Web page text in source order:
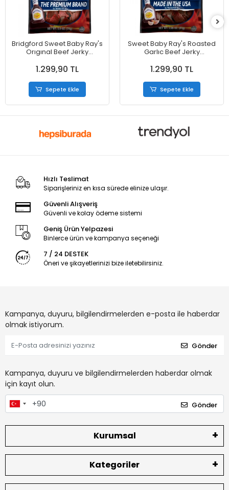
Bridgford Sweet Baby Ray's
Orıgınal Beef Jerky
1.299,90 TL
Sepete Ekle
Sweet Baby Ray's Roasted
Garlıc Beef Jerky
1.299,90 TL
Sepete Ekle
Hızlı Teslimat
Siparişleriniz en kısa sürede elinize ulaşır.
Güvenli Alışveriş
Güvenli ve kolay ödeme sistemi
Geniş Ürün Yelpazesi
Binlerce ürün ve kampanya seçeneği
7 / 24 DESTEK
Öneri ve şikayetlerinizi bize iletebilirsiniz.
Kampanya, duyuru, bilgilendirmelerden e-posta ile haberdar
olmak istiyorum.
Gönder
Kampanya, duyuru ve bilgilendirmelerden haberdar olmak
için kayıt olun.
Gönder
Kurumsal
Kategoriler